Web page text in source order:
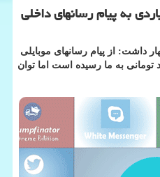
وام ۱۰۰ میلیاردی به پیام رسانهای داخلی
داشت: از پیام رسانهای موبایلی
تسهیلات ۱۰۰ میلیارد تومانی به ما رسیده است اما توان